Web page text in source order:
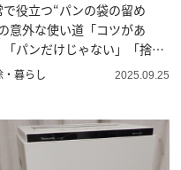
で役立つ“パンの袋の留め
意外な使い道「コツがあ
「パンだけじゃない」「捨て
とを後悔」
・暮らし 2025.09.25